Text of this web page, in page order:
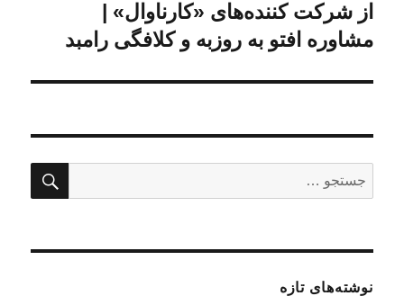
بعدی:
از شرکت کننده‌های «کارناوال» |
مشاوره افتو به روزبه و کلافگی رامبد
برای:
نوشته‌های تازه